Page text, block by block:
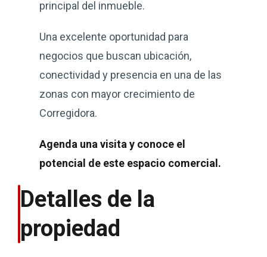
principal del inmueble.
Una excelente oportunidad para
negocios que buscan ubicación,
conectividad y presencia en una de las
zonas con mayor crecimiento de
Corregidora.
Agenda una visita y conoce el
potencial de este espacio comercial.
Detalles de la
propiedad